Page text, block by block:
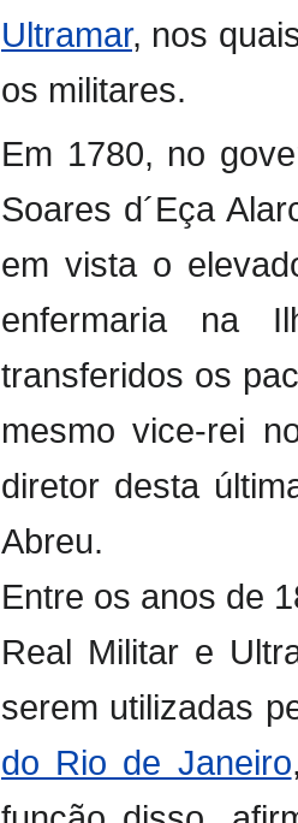
Ultramar, nos
os militares.
Em 1780, no
Soares d´Eça
em vista o
enfermaria na
transferidos os
mesmo vice-rei
diretor desta
Abreu.
Entre os anos de
Real Militar e
serem utilizadas
do Rio de Janeiro